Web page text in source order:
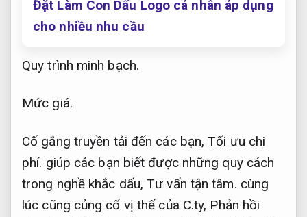
Đặt Làm Con Dấu Logo cá nhân áp dụng
cho nhiều nhu cầu
Quy trình minh bạch.
Mức giá.
Cố gắng truyền tải đến các bạn,Tối ưu chi
phí. giúp các bạn biết được những quy cách
trong nghề khắc dấu,Tư vấn tận tâm. cùng
lúc cũng củng cố vị thế của C.ty, Phản hồi